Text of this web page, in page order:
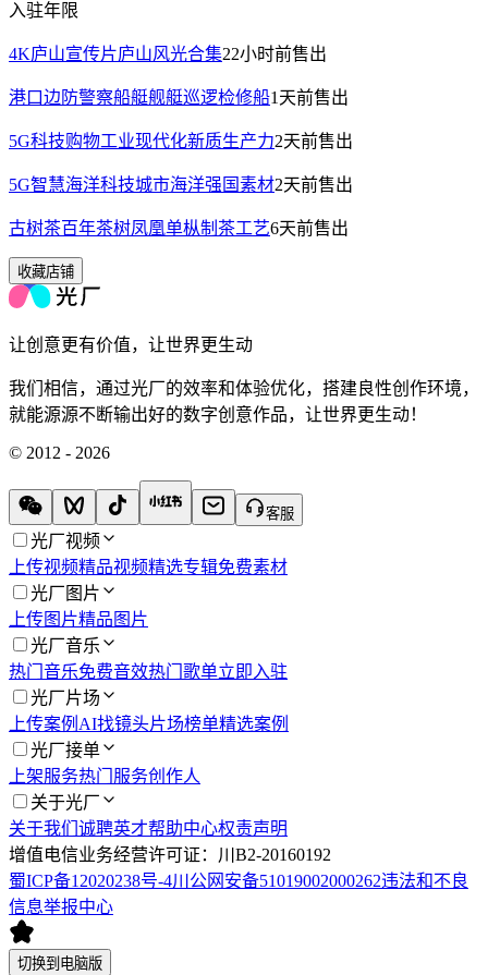
入驻年限
4K庐山宣传片庐山风光合集22小时前售出
港口边防警察船艇舰艇巡逻检修船1天前售出
5G科技购物工业现代化新质生产力2天前售出
5G智慧海洋科技城市海洋强国素材2天前售出
古树茶百年茶树凤凰单枞制茶工艺6天前售出
收藏店铺
让创意更有价值，让世界更生动
我们相信，通过光厂的效率和体验优化，搭建良性创作环境，
就能源源不断输出好的数字创意作品，让世界更生动！
© 2012 - 2026
客服
光厂视频
上传视频精品视频精选专辑免费素材
光厂图片
上传图片精品图片
光厂音乐
热门音乐免费音效热门歌单立即入驻
光厂片场
上传案例 AI找镜头片场榜单精选案例
光厂接单
上架服务热门服务创作人
关于光厂
关于我们 诚聘英才帮助中心权责声明
增值电信业务经营许可证：川B2-20160192
蜀ICP备12020238号-4川公网安备51019002000262违法和不良
信息举报中心
切换到电脑版